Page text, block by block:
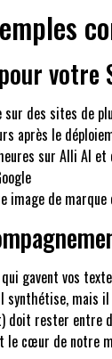
votre
des sites de
après le
sur Alli AI et
de
gavent vos
synthétise, mais
rester entre
le cœur de